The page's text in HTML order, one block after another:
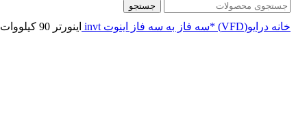
جستجو
خانه درایو(VFD) *سه فاز به سه فاز اینوت invt اينورتر 90 کیلووات سه فاز اینوت invt سری GD350A